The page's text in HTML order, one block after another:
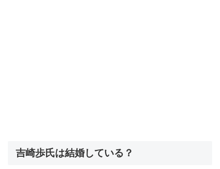
吉崎歩氏は結婚している？